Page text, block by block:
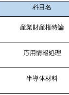
科目名
産業財産権特論
応用情報処理
半導体材料